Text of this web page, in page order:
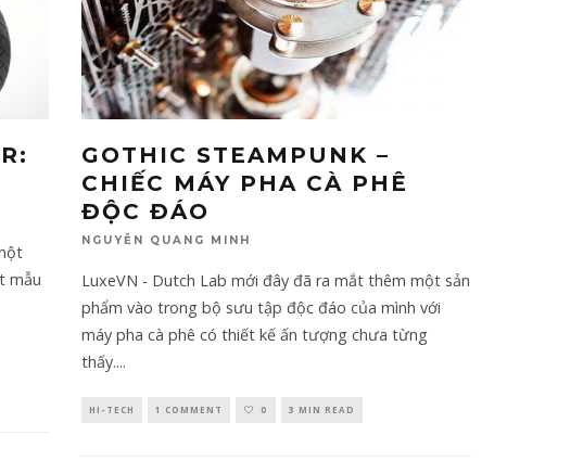
mẫu
GOTHIC STEAMPUNK –
CHIẾC MÁY PHA CÀ PHÊ
ĐỘC ĐÁO
NGUYỄN QUANG MINH
LuxeVN - Dutch Lab mới đây đã ra mắt thêm một sản
phẩm vào trong bộ sưu tập độc đáo của mình với
máy pha cà phê có thiết kế ấn tượng chưa từng
thấy....
HI-TECH 1 COMMENT 0 3 MIN READ